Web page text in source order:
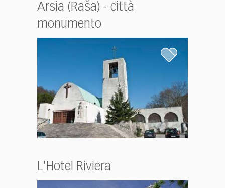
Arsia (Raša) - città
monumento
L'Hotel Riviera